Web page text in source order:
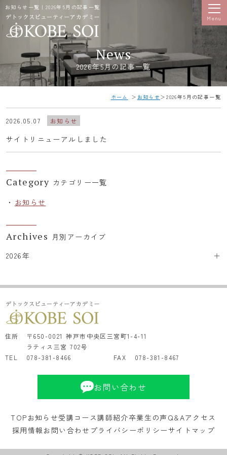
お知らせ一覧｜2026年5月の記事一覧
Menu
News
2026年5月の記事一覧
ホーム お知らせ 2026年5月の記事一覧
2026.05.07 お知らせ
サイトリニューアルしました
Category カテゴリー一覧
お知らせ
Archives 月別アーカイブ
2026年
住所
〒650-0021 神戸市中央区三宮町1-4-11
ラティス三宮 702号
TEL
078-381-8466 FAX 078-381-8467
お問い合わせ
TOP お知らせ受講コース講師紹介卒業生の声Q&Aアクセス
採用情報お問い合わせ プライバシーポリシーサイトマップ